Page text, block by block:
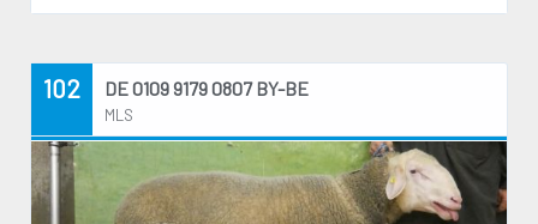
102 DE 0109 9179 0807 BY-BE
MLS